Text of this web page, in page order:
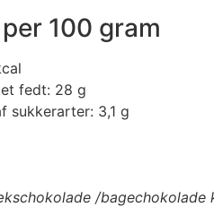
100 gram
fedt: 28 g
sukkerarter: 3,1 g
/bagechokolade